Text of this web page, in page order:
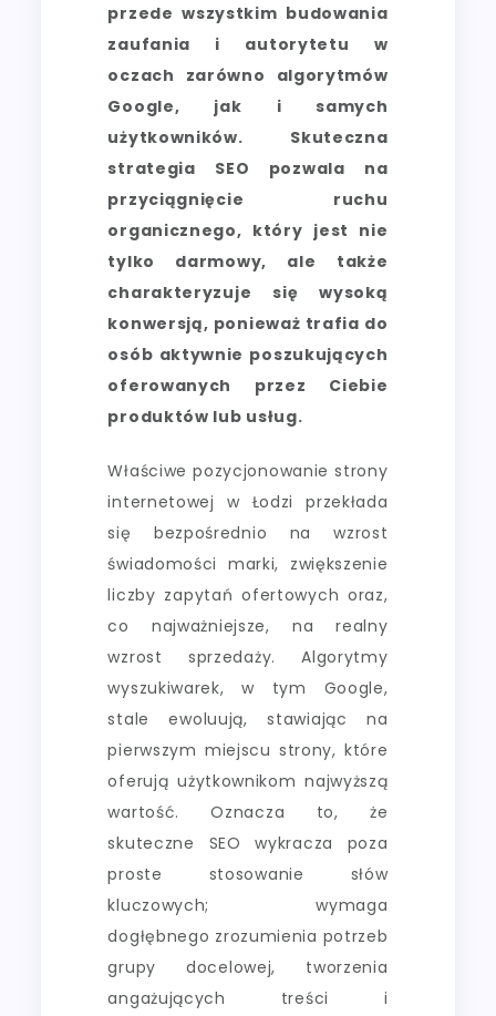
przede wszystkim budowania
zaufania i autorytetu w
oczach zarówno algorytmów
Google, jak i samych
użytkowników. Skuteczna
strategia SEO pozwala na
przyciągnięcie ruchu
organicznego, który jest nie
tylko darmowy, ale także
charakteryzuje się wysoką
konwersją, ponieważ trafia do
osób aktywnie poszukujących
oferowanych przez Ciebie
produktów lub usług.
Właściwe pozycjonowanie strony
internetowej w Łodzi przekłada
się bezpośrednio na wzrost
świadomości marki, zwiększenie
liczby zapytań ofertowych oraz,
co najważniejsze, na realny
wzrost sprzedaży. Algorytmy
wyszukiwarek, w tym Google,
stale ewoluują, stawiając na
pierwszym miejscu strony, które
oferują użytkownikom najwyższą
wartość. Oznacza to, że
skuteczne SEO wykracza poza
proste stosowanie słów
kluczowych; wymaga
dogłębnego zrozumienia potrzeb
grupy docelowej, tworzenia
angażujących treści i